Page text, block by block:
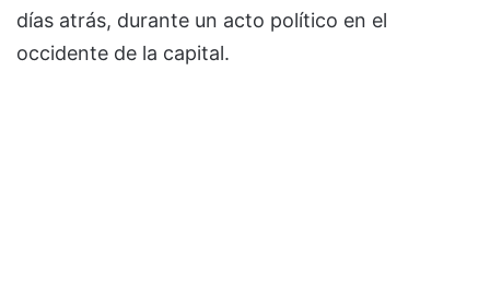
días atrás, durante un acto político en el
occidente de la capital.